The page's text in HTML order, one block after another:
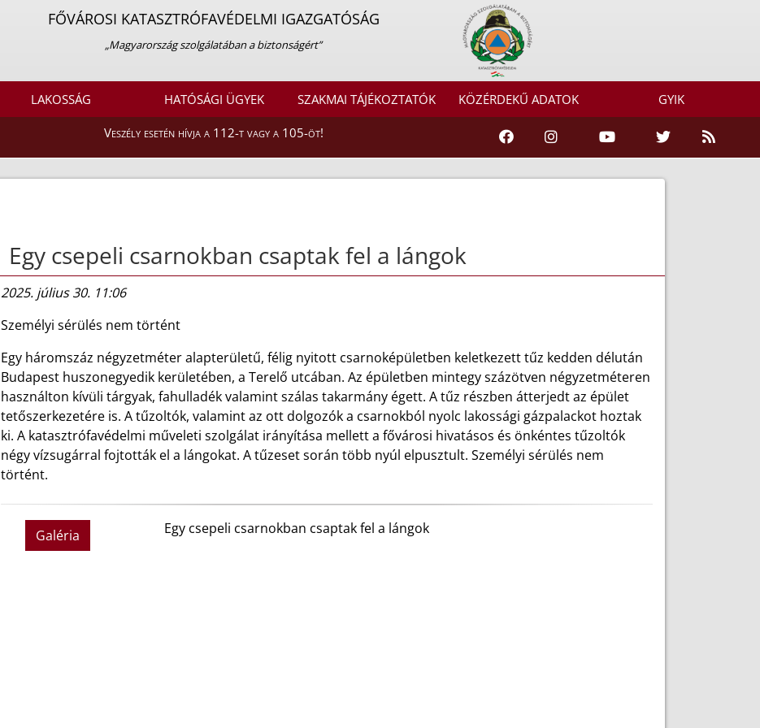
FŐVÁROSI KATASZTRÓFAVÉDELMI IGAZGATÓSÁG
„Magyarország szolgálatában a biztonságért”
LAKOSSÁG HATÓSÁGI ÜGYEK SZAKMAI TÁJÉKOZTATÓK KÖZÉRDEKŰ ADATOK GYIK
Veszély esetén hívja a 112-t vagy a 105-öt!
Egy csepeli csarnokban csaptak fel a lángok
2025. július 30. 11:06
Személyi sérülés nem történt
Egy háromszáz négyzetméter alapterületű, félig nyitott csarnoképületben keletkezett tűz kedden délután
Budapest huszonegyedik kerületében, a Terelő utcában. Az épületben mintegy százötven négyzetméteren
használton kívüli tárgyak, fahulladék valamint szálas takarmány égett. A tűz részben átterjedt az épület
tetőszerkezetére is. A tűzoltók, valamint az ott dolgozók a csarnokból nyolc lakossági gázpalackot hoztak
ki. A katasztrófavédelmi műveleti szolgálat irányítása mellett a fővárosi hivatásos és önkéntes tűzoltók
négy vízsugárral fojtották el a lángokat. A tűzeset során több nyúl elpusztult. Személyi sérülés nem
történt.
Galéria Egy csepeli csarnokban csaptak fel a lángok